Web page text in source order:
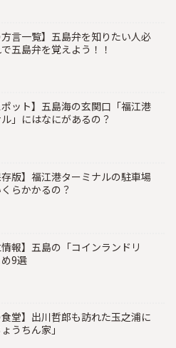
方言一覧】五島弁を知りたい人必
五島弁を覚えよう！！
ポット】五島海の玄関口「福江港
」にはなにがあるの？
存版】福江港ターミナルの駐車場
らかかるの？
情報】五島の「コインランドリ
9選
食堂】出川哲郎も訪れた玉之浦に
うちん家」